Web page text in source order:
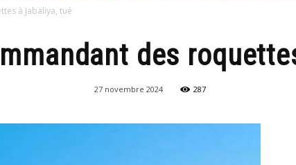
à Jabaliya, tué
des
27 novembre 2024 287